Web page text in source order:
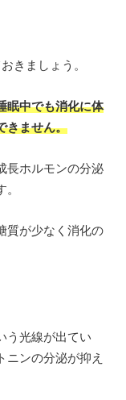
きましょう。
眠中でも消化に体
きません。
長ホルモンの分泌
質が少なく消化の
う光線が出てい
ニンの分泌が抑え